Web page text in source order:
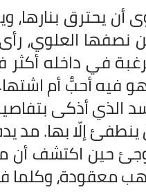
أن يحترق بنارها،
نصفها العلوي،
في داخله
هو فيه أحبٌّ أم
الذي أذكى
ينطفئ إلّا بها.
حين اكتشف أن
معقودة، وكلما